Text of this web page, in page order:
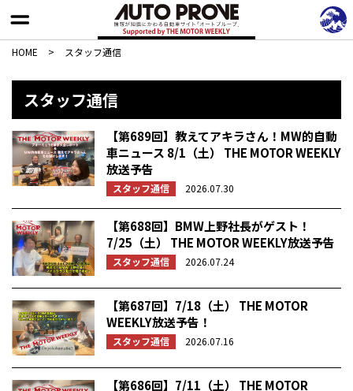
HOME > スタッフ通信
スタッフ通信
【第689回】教えてアキラさん！MW的自動
車ニュース 8/1（土） THE MOTOR WEEKLY
放送予告
スタッフ通信 2026.07.30
【第688回】BMW上野社長がゲスト！
7/25（土） THE MOTOR WEEKLY放送予告
スタッフ通信 2026.07.24
【第687回】7/18（土） THE MOTOR
WEEKLY放送予告！
スタッフ通信 2026.07.16
【第686回】7/11（土） THE MOTOR